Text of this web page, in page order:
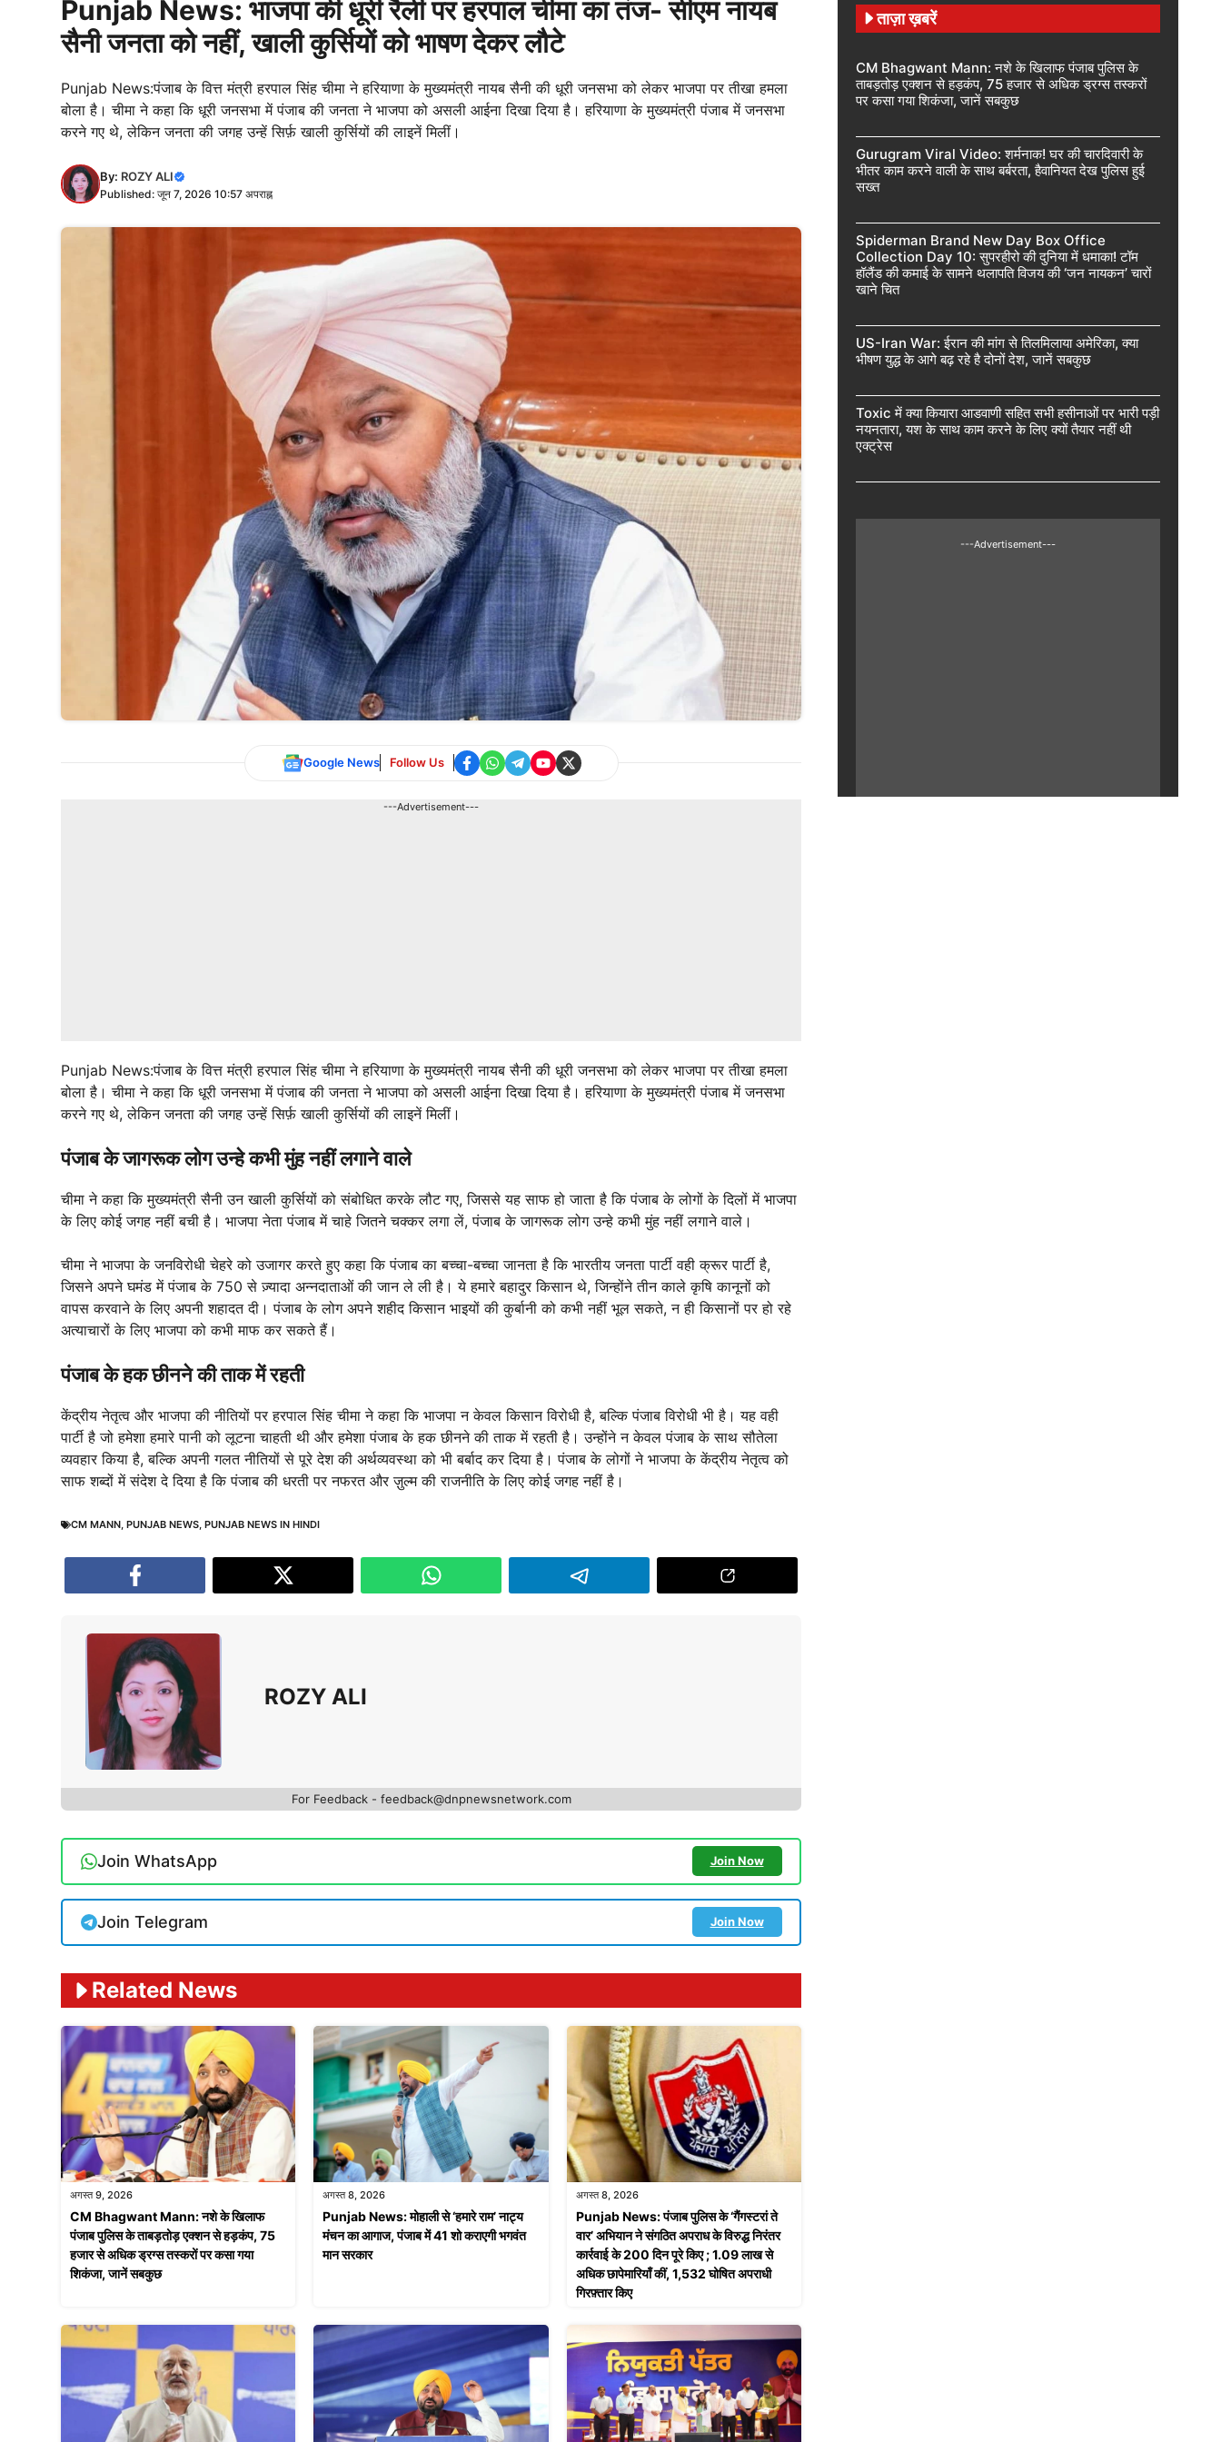
Punjab News: भाजपा की धूरी रैली पर हरपाल चीमा का तंज- सीएम नायब
सैनी जनता को नहीं, खाली कुर्सियों को भाषण देकर लौटे
Punjab News:पंजाब के वित्त मंत्री हरपाल सिंह चीमा ने हरियाणा के मुख्यमंत्री नायब सैनी की धूरी जनसभा को लेकर भाजपा पर तीखा हमला
बोला है। चीमा ने कहा कि धूरी जनसभा में पंजाब की जनता ने भाजपा को असली आईना दिखा दिया है। हरियाणा के मुख्यमंत्री पंजाब में जनसभा
करने गए थे, लेकिन जनता की जगह उन्हें सिर्फ़ खाली कुर्सियों की लाइनें मिलीं।
By: ROZY ALI
Published: जून 7, 2026 10:57 अपराह्न
Google News Follow Us
---Advertisement---
Punjab News:पंजाब के वित्त मंत्री हरपाल सिंह चीमा ने हरियाणा के मुख्यमंत्री नायब सैनी की धूरी जनसभा को लेकर भाजपा पर तीखा हमला
बोला है। चीमा ने कहा कि धूरी जनसभा में पंजाब की जनता ने भाजपा को असली आईना दिखा दिया है। हरियाणा के मुख्यमंत्री पंजाब में जनसभा
करने गए थे, लेकिन जनता की जगह उन्हें सिर्फ़ खाली कुर्सियों की लाइनें मिलीं।
पंजाब के जागरूक लोग उन्हे कभी मुंह नहीं लगाने वाले
चीमा ने कहा कि मुख्यमंत्री सैनी उन खाली कुर्सियों को संबोधित करके लौट गए, जिससे यह साफ हो जाता है कि पंजाब के लोगों के दिलों में भाजपा
के लिए कोई जगह नहीं बची है। भाजपा नेता पंजाब में चाहे जितने चक्कर लगा लें, पंजाब के जागरूक लोग उन्हे कभी मुंह नहीं लगाने वाले।
चीमा ने भाजपा के जनविरोधी चेहरे को उजागर करते हुए कहा कि पंजाब का बच्चा-बच्चा जानता है कि भारतीय जनता पार्टी वही क्रूर पार्टी है,
जिसने अपने घमंड में पंजाब के 750 से ज़्यादा अन्नदाताओं की जान ले ली है। ये हमारे बहादुर किसान थे, जिन्होंने तीन काले कृषि कानूनों को
वापस करवाने के लिए अपनी शहादत दी। पंजाब के लोग अपने शहीद किसान भाइयों की कुर्बानी को कभी नहीं भूल सकते, न ही किसानों पर हो रहे
अत्याचारों के लिए भाजपा को कभी माफ कर सकते हैं।
पंजाब के हक छीनने की ताक में रहती
केंद्रीय नेतृत्व और भाजपा की नीतियों पर हरपाल सिंह चीमा ने कहा कि भाजपा न केवल किसान विरोधी है, बल्कि पंजाब विरोधी भी है। यह वही
पार्टी है जो हमेशा हमारे पानी को लूटना चाहती थी और हमेशा पंजाब के हक छीनने की ताक में रहती है। उन्होंने न केवल पंजाब के साथ सौतेला
व्यवहार किया है, बल्कि अपनी गलत नीतियों से पूरे देश की अर्थव्यवस्था को भी बर्बाद कर दिया है। पंजाब के लोगों ने भाजपा के केंद्रीय नेतृत्व को
साफ शब्दों में संदेश दे दिया है कि पंजाब की धरती पर नफरत और ज़ुल्म की राजनीति के लिए कोई जगह नहीं है।
CM MANN, PUNJAB NEWS, PUNJAB NEWS IN HINDI
ROZY ALI
For Feedback - feedback@dnpnewsnetwork.com
Join WhatsApp Join Now
Join Telegram Join Now
Related News
अगस्त 9, 2026
CM Bhagwant Mann: नशे के खिलाफ
पंजाब पुलिस के ताबड़तोड़ एक्शन से हड़कंप, 75
हजार से अधिक ड्रग्स तस्करों पर कसा गया
शिकंजा, जानें सबकुछ
अगस्त 8, 2026
Punjab News: मोहाली से ‘हमारे राम’ नाट्य
मंचन का आगाज, पंजाब में 41 शो कराएगी भगवंत
मान सरकार
अगस्त 8, 2026
Punjab News: पंजाब पुलिस के ‘गैंगस्टरां ते
वार’ अभियान ने संगठित अपराध के विरुद्ध निरंतर
कार्रवाई के 200 दिन पूरे किए ; 1.09 लाख से
अधिक छापेमारियाँ कीं, 1,532 घोषित अपराधी
गिरफ़्तार किए
ताज़ा ख़बरें
CM Bhagwant Mann: नशे के खिलाफ पंजाब पुलिस के
ताबड़तोड़ एक्शन से हड़कंप, 75 हजार से अधिक ड्रग्स तस्करों
पर कसा गया शिकंजा, जानें सबकुछ
Gurugram Viral Video: शर्मनाक! घर की चारदिवारी के
भीतर काम करने वाली के साथ बर्बरता, हैवानियत देख पुलिस हुई
सख्त
Spiderman Brand New Day Box Office
Collection Day 10: सुपरहीरो की दुनिया में धमाका! टॉम
हॉलैंड की कमाई के सामने थलापति विजय की ‘जन नायकन’ चारों
खाने चित
US-Iran War: ईरान की मांग से तिलमिलाया अमेरिका, क्या
भीषण युद्ध के आगे बढ़ रहे है दोनों देश, जानें सबकुछ
Toxic में क्या कियारा आडवाणी सहित सभी हसीनाओं पर भारी पड़ी
नयनतारा, यश के साथ काम करने के लिए क्यों तैयार नहीं थी
एक्ट्रेस
---Advertisement---